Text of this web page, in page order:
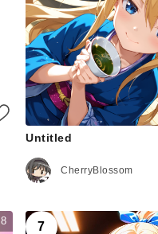
Untitled
CherryBlossom
8 7